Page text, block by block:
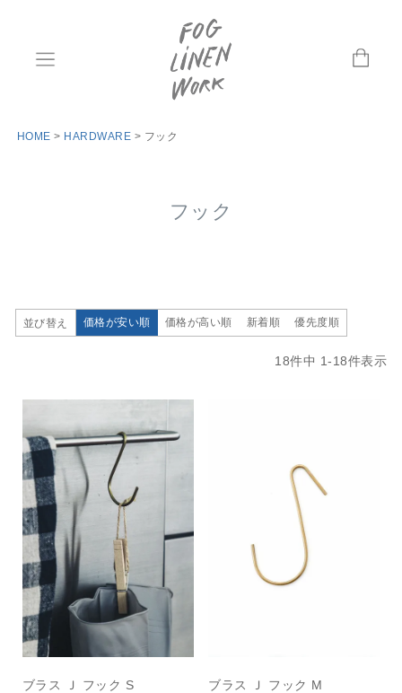
HOME HARDWARE フック
フック
並び替え 価格が安い順 価格が高い順 新着順 優先度順
18件中 1- 18件表示
ブラス Ｊ フック S ブラス Ｊ フック M